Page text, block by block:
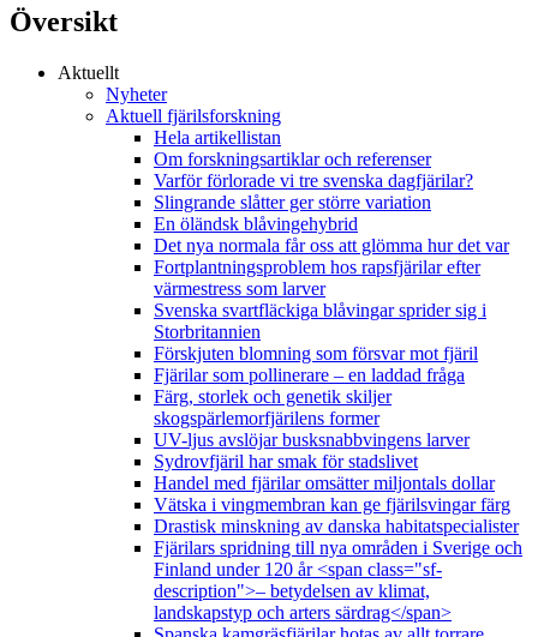
Översikt
Aktuellt
Nyheter
Aktuell fjärilsforskning
Hela artikellistan
Om forskningsartiklar och referenser
Varför förlorade vi tre svenska dagfjärilar?
Slingrande slåtter ger större variation
En öländsk blåvingehybrid
Det nya normala får oss att glömma hur det var
Fortplantningsproblem hos rapsfjärilar efter
värmestress som larver
Svenska svartfläckiga blåvingar sprider sig i
Storbritannien
Förskjuten blomning som försvar mot fjäril
Fjärilar som pollinerare – en laddad fråga
Färg, storlek och genetik skiljer
skogspärlemorfjärilens former
UV-ljus avslöjar busksnabbvingens larver
Sydrovfjäril har smak för stadslivet
Handel med fjärilar omsätter miljontals dollar
Vätska i vingmembran kan ge fjärilsvingar färg
Drastisk minskning av danska habitatspecialister
Fjärilars spridning till nya områden i Sverige och
Finland under 120 år <span class="sf-
description">– betydelsen av klimat,
landskapstyp och arters särdrag</span>